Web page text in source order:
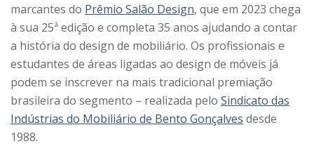
marcantes do Prêmio Salão Design, que em 2023 chega
à sua 25ª edição e completa 35 anos ajudando a contar
a história do design de mobiliário. Os profissionais e
estudantes de áreas ligadas ao design de móveis já
podem se inscrever na mais tradicional premiação
brasileira do segmento – realizada pelo Sindicato das
Indústrias do Mobiliário de Bento Gonçalves desde
1988.